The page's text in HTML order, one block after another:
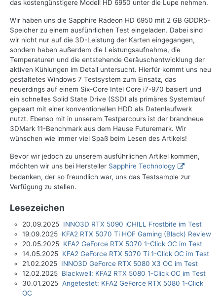
das kostengünstigere Modell HD 6950 unter die Lupe nehmen.
Wir haben uns die Sapphire Radeon HD 6950 mit 2 GB GDDR5-
Speicher zu einem ausführlichen Test eingeladen. Dabei sind
wir nicht nur auf die 3D-Leistung der Karten eingegangen,
sondern haben außerdem die Leistungsaufnahme, die
Temperaturen und die entstehende Geräuschentwicklung der
aktiven Kühlungen im Detail untersucht. Hierfür kommt uns neu
gestaltetes Windows 7 Testsystem zum Einsatz, das
neuerdings auf einem Six-Core Intel Core i7-970 basiert und
ein schnelles Solid State Drive (SSD) als primäres Systemlauf
gepaart mit einer konventionellen HDD als Datenlaufwerk
nutzt. Ebenso mit in unserem Testparcours ist der brandneue
3DMark 11-Benchmark aus dem Hause Futuremark. Wir
wünschen wie immer viel Spaß beim Lesen des Artikels!
Bevor wir jedoch zu unserem ausführlichen Artikel kommen,
möchten wir uns bei Hersteller Sapphire Technology
bedanken, der so freundlich war, uns das Testsample zur
Verfügung zu stellen.
Lesezeichen
20.09.2025 INNO3D RTX 5090 iCHILL Frostbite im Test
19.09.2025 KFA2 RTX 5070 Ti HOF Gaming (Black) Review
20.05.2025 KFA2 GeForce RTX 5070 1-Click OC im Test
14.05.2025 KFA2 GeForce RTX 5070 Ti 1-Click OC im Test
21.02.2025 INNO3D GeForce RTX 5080 X3 OC im Test
12.02.2025 Blackwell: KFA2 RTX 5080 1-Click OC im Test
30.01.2025 Angetestet: KFA2 GeForce RTX 5080 1-Click
OC